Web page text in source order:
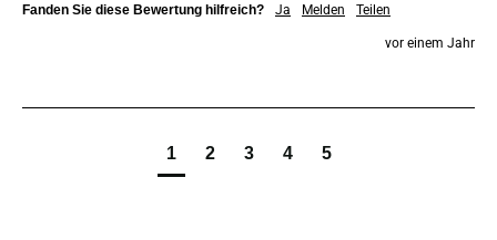
Fanden Sie diese Bewertung hilfreich? Ja Melden Teilen
vor einem Jahr
1 2 3 4 5